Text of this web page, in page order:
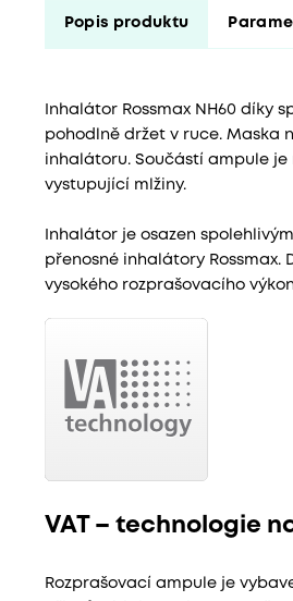
Popis produktu
Inhalátor Rossmax NH60 díky
pohodlně držet v ruce. Maska
inhalátoru. Součástí ampule
vystupující mlžiny.
Inhalátor je osazen
přenosné inhalátory Rossmax.
vysokého rozprašovacího
VAT – technologie
Rozprašovací ampule je